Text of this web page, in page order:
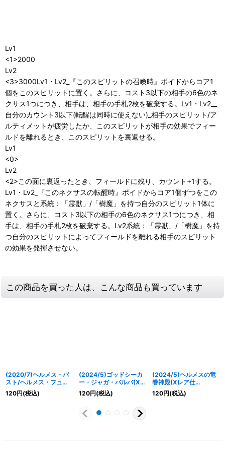
Lv1
<1>2000
Lv2
<3>3000Lv1・Lv2_『このスピリットの召喚時』ボイドからコア1
個をこのスピリットに置く。さらに、コスト3以下の相手の6色のネ
クサス1つにつき、相手は、相手の手札2枚を破棄する。Lv1・Lv2__
自分のカウント3以下(転醒は同時に使えない)_相手のスピリット/ア
ルティメットが疲労したか、このスピリットが相手の効果でフィー
ルドを離れるとき、このスピリットを裏返せる。
Lv1
<0>
Lv2
<2>この面に裏返ったとき、フィールドに残り、カウント+1する。
Lv1・Lv2_『このネクサスの転醒時』ボイドからコア1個ずつをこの
ネクサスと系統：「霊獣」/「樹魔」を持つ自分のスピリット1体に
置く。さらに、コスト3以下の相手の6色のネクサス1つにつき、相
手は、相手の手札2枚を破棄する。Lv2系統：「霊獣」/「樹魔」を持
つ自分のスピリットによってフィールドを離れる相手のスピリット
の効果を発揮させない。
この商品を買った人は、こんな商品も買っています
(2020/7)ヘルメス・パ
スト/ヘルメス・フュー
チャー【TCP】{BS52-
TCP02}《緑》
120円(税込)
(2024/5)ゴッドシーカ
ー・ジャガ・バルバ(Xレ
ア仕様/LM2024収録)
【C】{BS45-022}
120円(税込)
(2024/5)ヘルメスの竜
巻神殿(Xレア仕
様/LM2024収録)【R】
{BS45-087}《緑》
120円(税込)